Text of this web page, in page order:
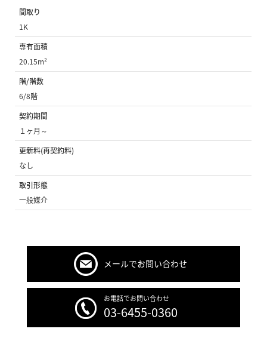
間取り
1K
専有面積
20.15m²
階/階数
6/8階
契約期間
１ヶ月～
更新料(再契約料)
なし
取引形態
一般媒介
メールでお問い合わせ
お電話でお問い合わせ
03-6455-0360